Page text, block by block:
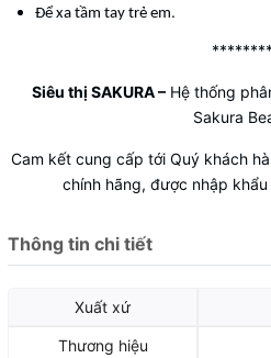
Để xa tầm tay trẻ em.
Siêu thị SAKURA– Hệ thống
Sakura
Cam kết cung cấp tới Quý khách
chính hãng, được nhập
Thông tin chi tiết
Xuất xứ
Thương hiệu